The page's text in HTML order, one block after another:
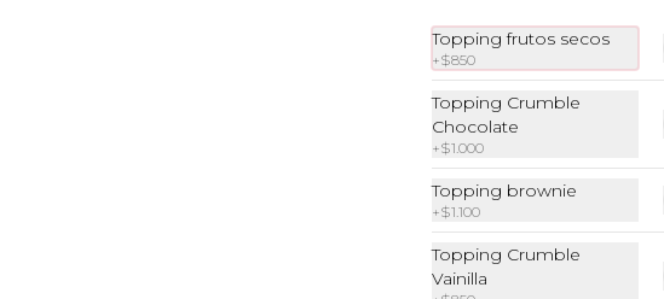
con
Galletón Vainilla
con Chips de
Chocolate
$2.500
Topping frutos secos
+$850
Topping Crumble
Chocolate
+$1.000
Topping brownie
+$1.100
Topping Crumble
Vainilla